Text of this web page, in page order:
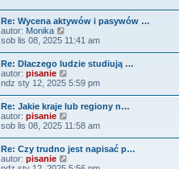
t
s
z
y
p
o
s
t
j
n
o
w
s
z
y
p
o
s
t
e
t
l
n
a
n
o
w
s
z
y
p
o
Re: Wycena aktywów i pasywów …
autor: Monika
y
w
i
e
t
l
n
a
j
n
o
w
s
sob lis 08, 2025 11:41 am
Re: Dlaczego ludzie studiują …
autor: pisanie
y
w
i
e
t
l
n
ndz sty 12, 2025 5:59 pm
Re: Jakie kraje lub regiony n…
autor: pisanie
y
w
i
e
sob lis 08, 2025 11:58 am
Re: Czy trudno jest napisać p…
autor: pisanie
y